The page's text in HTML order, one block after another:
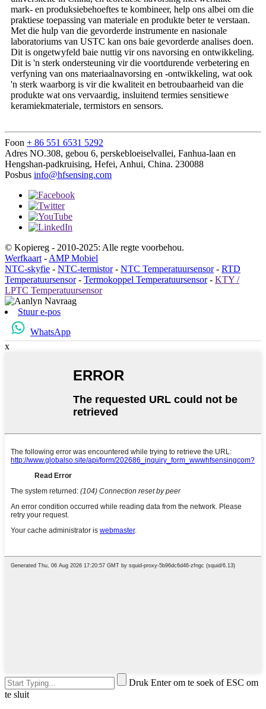
mark- en produksiebehoeftes te kombineer, help ons albei om die
praktiese toepassing van materiale en produkte beter te verstaan.
Met die hulp van die gevorderde instrumente en nasionale
laboratoriums van USTC kan ons baie gevorderde analises doen.
Dit is ongetwyfeld baie nuttig vir ons navorsing en ontwikkeling.
Dit is 'n sterk ondersteuning vir die voortdurende verbetering en
verfyning van ons materiaalnavorsing en -ontwikkeling, wat ook
'n sterk waarborg is vir die kwaliteit en betroubaarheid van die
produkte wat ons vervaardig, insluitend termies sensitiewe
keramiekmateriale, termistors en sensors.
Foon + 86 551 6531 5292
Adres NO.308, gebou 6, perskebloeiselvallei, Fanhua-laan en
Hengshan-padkruising, Hefei, Anhui, China. 230088
Posbus info@hfsensing.com
© Kopiereg - 2010-2025: Alle regte voorbehou.
Werfkaart - AMP Mobiel
NTC-skyfie - NTC-termistor- NTC Temperatuursensor- RTD
Temperatuursensor- Termokoppel Temperatuursensor- KTY /
LPTC Temperatuursensor
Stuur e-pos
WhatsApp
x
Druk Enter om te soek of ESC om
te sluit